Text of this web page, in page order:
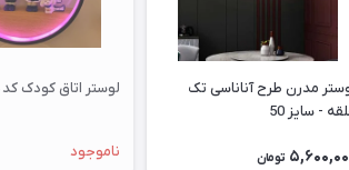
مدرن طرح آناناسی تک
- سایز 50
تومان
لوستر اتاق کودک کد 644
ناموجود